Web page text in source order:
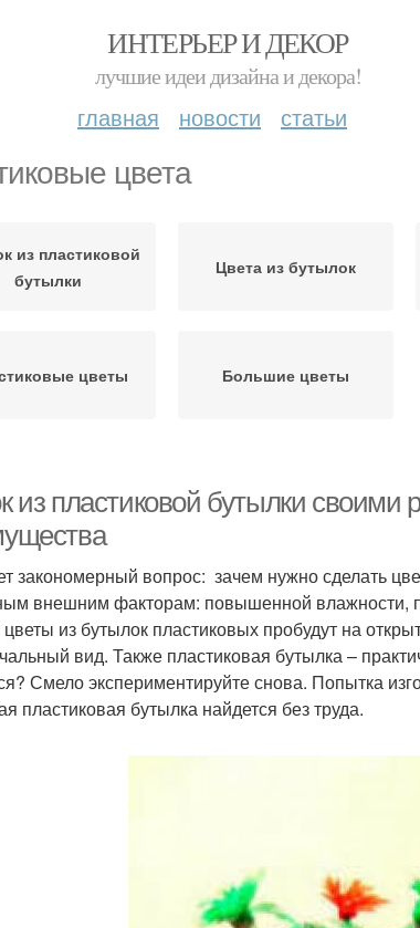
ИНТЕРЬЕР И ДЕКОР
лучшие идеи дизайна и декора!
главная новости статьи
цвета
из пластиковой
бутылки
Цвета из бутылок
цветы Большие цветы
из пластиковой бутылки
закономерный вопрос: зачем нужно сделать
внешним факторам: повышенной влажности,
из бутылок пластиковых пробудут на
вид. Также пластиковая бутылка –
Смело экспериментируйте снова. Попытка
пластиковая бутылка найдется без труда.